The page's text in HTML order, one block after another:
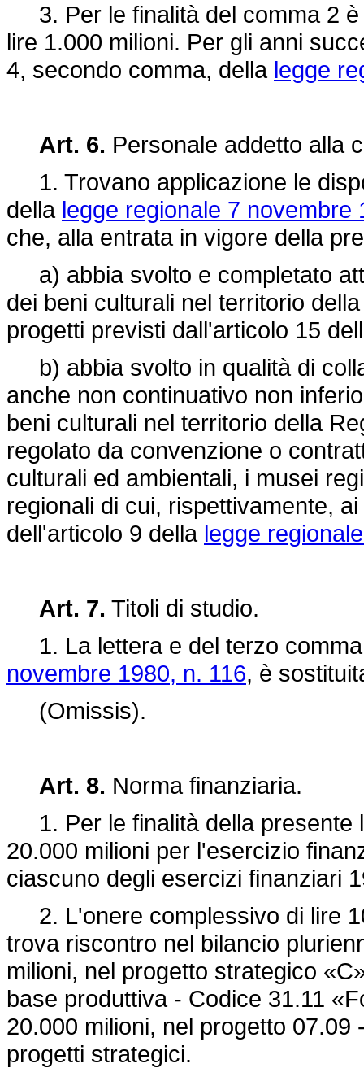
3. Per le finalità del comma 2 è
lire 1.000 milioni. Per gli anni
4, secondo comma, della legge
Art. 6. Personale addetto alla
1. Trovano applicazione le
della legge regionale 7 novembre
che, alla entrata in vigore della
a) abbia svolto e completato
dei beni culturali nel territorio
progetti previsti dall'articolo 15
b) abbia svolto in qualità di
anche non continuativo non
beni culturali nel territorio della
regolato da convenzione o
culturali ed ambientali, i musei
regionali di cui, rispettivamente,
dell'articolo 9 della legge
Art. 7. Titoli di studio.
1. La lettera e del terzo
novembre 1980, n. 116, è
(Omissis).
Art. 8. Norma finanziaria.
1. Per le finalità della presente
20.000 milioni per l'esercizio
ciascuno degli esercizi finanziari
2. L'onere complessivo di lire
trova riscontro nel bilancio
milioni, nel progetto strategico
base produttiva - Codice 31.11
20.000 milioni, nel progetto
progetti strategici.